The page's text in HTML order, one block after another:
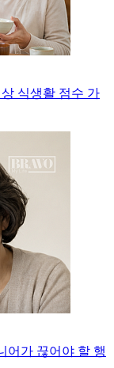
식생활 점수 가
어가 끊어야 할 행